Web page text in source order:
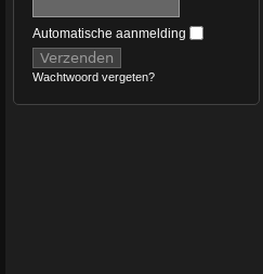
Automatische aanmelding
Wachtwoord vergeten?